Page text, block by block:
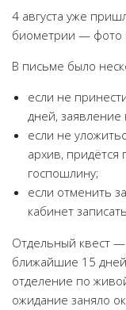
4 августа уже
биометрии — фото
В письме было
если не
дней, заявление
если не
архив, придётся
госпошлину;
если отменить
кабинет
Отдельный квест
ближайшие 15
отделение по
ожидание заняло